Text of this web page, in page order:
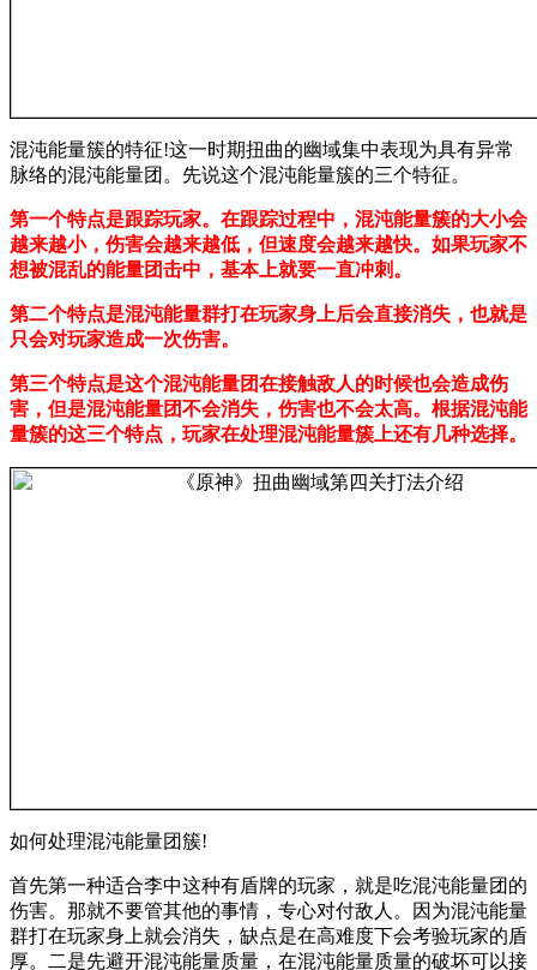
混沌能量簇的特征!这一时期扭曲的幽域集中表现为具有异常
脉络的混沌能量团。先说这个混沌能量簇的三个特征。
第一个特点是跟踪玩家。在跟踪过程中，混沌能量簇的大小会
越来越小，伤害会越来越低，但速度会越来越快。如果玩家不
想被混乱的能量团击中，基本上就要一直冲刺。
第二个特点是混沌能量群打在玩家身上后会直接消失，也就是
只会对玩家造成一次伤害。
第三个特点是这个混沌能量团在接触敌人的时候也会造成伤
害，但是混沌能量团不会消失，伤害也不会太高。根据混沌能
量簇的这三个特点，玩家在处理混沌能量簇上还有几种选择。
如何处理混沌能量团簇!
首先第一种适合李中这种有盾牌的玩家，就是吃混沌能量团的
伤害。那就不要管其他的事情，专心对付敌人。因为混沌能量
群打在玩家身上就会消失，缺点是在高难度下会考验玩家的盾
厚。二是先避开混沌能量质量，在混沌能量质量的破坏可以接